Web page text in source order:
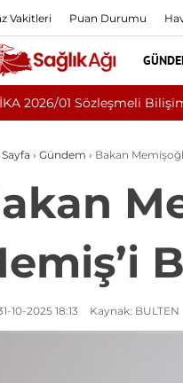
Vakitleri Puan Durumu
Alım İlanı
› Gündem › Bakan
10-2025 18:13 Kaynak: BULTEN